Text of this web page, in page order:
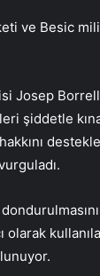
ve Besic
şiddetle
olarak